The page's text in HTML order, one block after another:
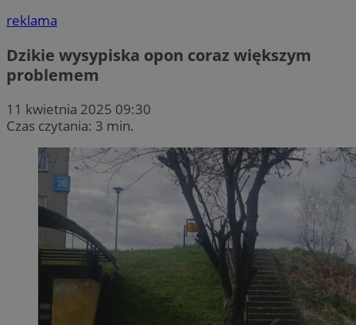
reklama
Dzikie wysypiska opon coraz większym
problemem
11 kwietnia 2025 09:30
Czas czytania: 3 min.